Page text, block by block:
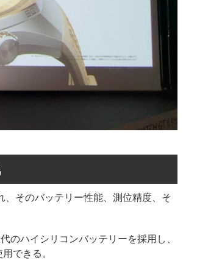
そのバッテリー性能、測位精度、そ
のハイシリコンバッテリーを採用し、
できる。